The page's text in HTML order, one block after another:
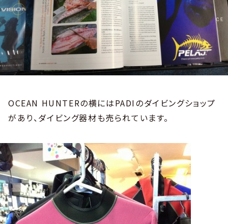
OCEAN HUNTERの横にはPADIのダイビングショップ
があり、ダイビング器材も売られています。